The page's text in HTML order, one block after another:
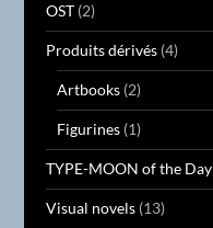
OST (2)
Produits dérivés (4)
Artbooks (2)
Figurines (1)
TYPE-MOON of the Day
Visual novels (13)